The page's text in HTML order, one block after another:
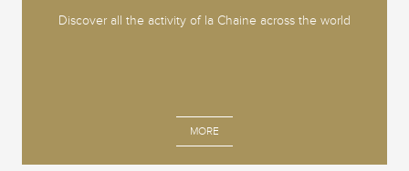
Discover all the activity of la Chaine across the world
MORE